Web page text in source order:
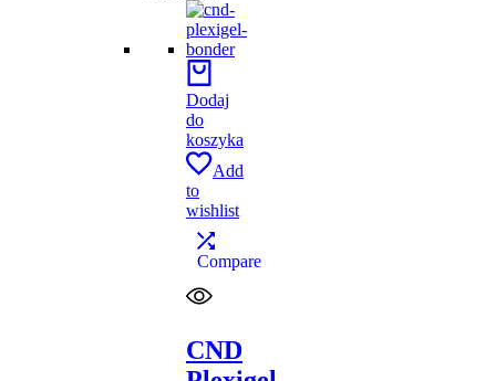
Dodaj
do
koszyka
Add
to
wishlist
Compare
CND